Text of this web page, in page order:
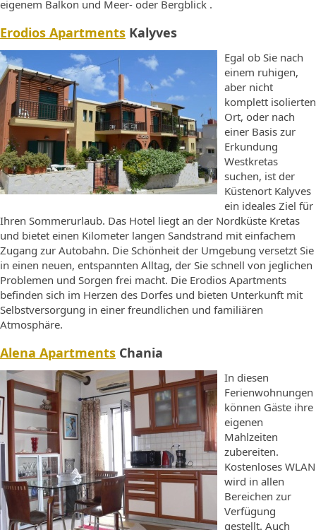
eigenem Balkon und Meer- oder Bergblick .
Erodios Apartments Kalyves
Egal ob Sie nach
einem ruhigen,
aber nicht
komplett isolierten
Ort, oder nach
einer Basis zur
Erkundung
Westkretas
suchen, ist der
Küstenort Kalyves
ein ideales Ziel für
Ihren Sommerurlaub. Das Hotel liegt an der Nordküste Kretas
und bietet einen Kilometer langen Sandstrand mit einfachem
Zugang zur Autobahn. Die Schönheit der Umgebung versetzt Sie
in einen neuen, entspannten Alltag, der Sie schnell von jeglichen
Problemen und Sorgen frei macht. Die Erodios Apartments
befinden sich im Herzen des Dorfes und bieten Unterkunft mit
Selbstversorgung in einer freundlichen und familiären
Atmosphäre.
Alena Apartments Chania
In diesen
Ferienwohnungen
können Gäste ihre
eigenen
Mahlzeiten
zubereiten.
Kostenloses WLAN
wird in allen
Bereichen zur
Verfügung
gestellt. Auch